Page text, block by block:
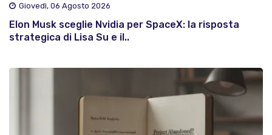
Giovedì, 06 Agosto 2026
Elon Musk sceglie Nvidia per SpaceX: la risposta
strategica di Lisa Su e il..